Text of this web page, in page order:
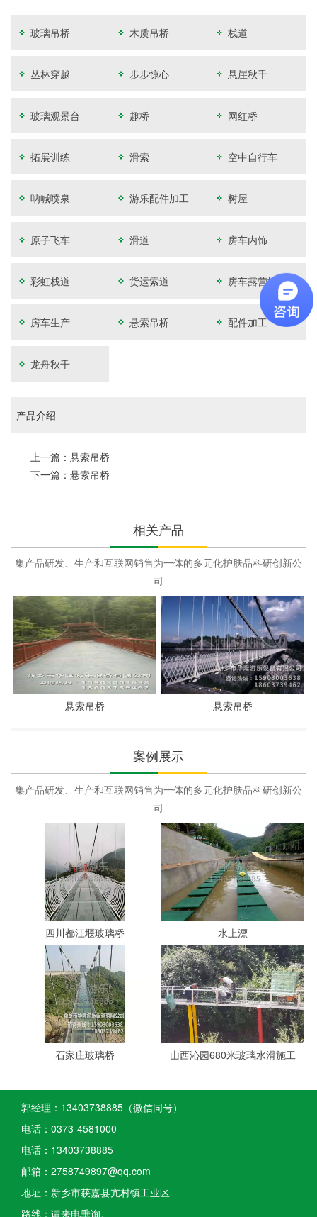
玻璃吊桥 木质吊桥 栈道
丛林穿越 步步惊心 悬崖秋千
玻璃观景台 趣桥 网红桥
拓展训练 滑索 空中自行车
呐喊喷泉 游乐配件加工 树屋
原子飞车 滑道 房车内饰
彩虹栈道 货运索道 房车露营地开
发
房车生产 悬索吊桥 配件加工
龙舟秋千
产品介绍
上一篇：悬索吊桥
下一篇：悬索吊桥
相关产品
集产品研发、生产和互联网销售为一体的多元化护肤品科研创新公
司
悬索吊桥 悬索吊桥
案例展示
集产品研发、生产和互联网销售为一体的多元化护肤品科研创新公
司
四川都江堰玻璃桥 水上漂
石家庄玻璃桥 山西沁园680米玻璃水滑施工
郭经理：13403738885（微信同号）
电话：0373-4581000
电话：13403738885
邮箱：2758749897@qq.com
地址：新乡市获嘉县亢村镇工业区
路线：请来电垂询。